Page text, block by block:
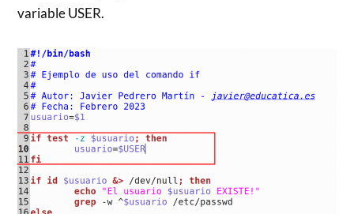
variable USER.